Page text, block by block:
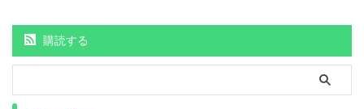
購読する